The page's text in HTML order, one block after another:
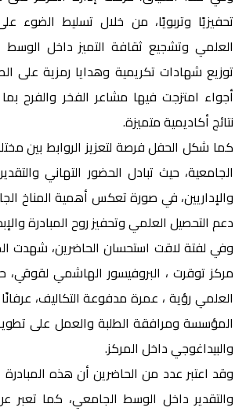
تحفيزيًا وتربويًا، من خلال تسليط الضوء
العلمي وتشجيع ثقافة التميز داخل
توزيع شهادات تكريمية وهدايا رمزية على
أجواء امتزجت فيها مشاعر الفخر والفرح
نتائج أكاديمية متميزة.
كما شكل الحفل فرصة لتعزيز الروابط بين
الجامعية، حيث تبادل الحضور التهاني
والإداريين، في صورة تعكس أهمية المناخ
دعم التحصيل العلمي وتحفيز روح المبادرة
وفي لفتة لاقت استحسان الحاضرين، شهدت
مركز توقرت ، البروفيسور الهاشمي لقوقي،
العلمي رؤية ، عمرة مدفوعة التكاليف،
المؤسسة ومرافقة الطلبة والعمل على تطوير
والبيداغوجي داخل المركز.
وقد اعتبر عدد من الحاضرين أن هذه
والتقدير داخل الوسط الجامعي، كما تعبر